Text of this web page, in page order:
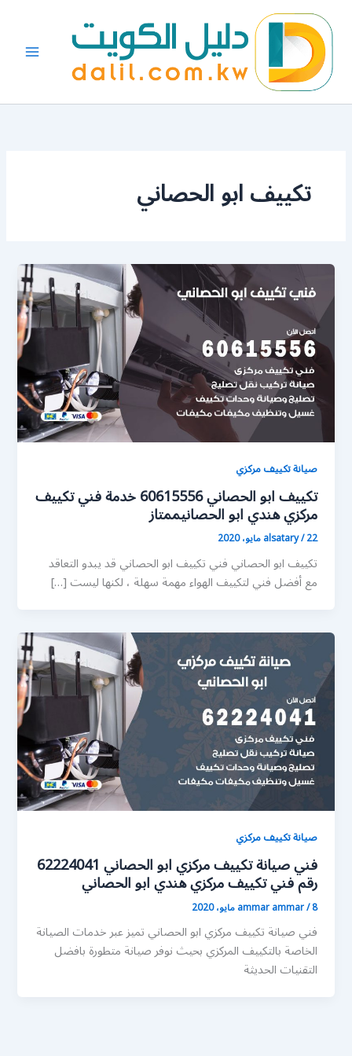
المحتوى
تكييف ابو الحصاني
صيانة تكييف مركزي
تكييف ابو الحصاني 60615556 خدمة فني تكييف
مركزي هندي ابو الحصانيممتاز
alsatary/22 مايو، 2020
تكييف ابو الحصاني فني تكييف ابو الحصاني قد يبدو التعاقد
مع أفضل فني لتكييف الهواء مهمة سهلة ، لكنها ليست […]
صيانة تكييف مركزي
فني صيانة تكييف مركزي ابو الحصاني 62224041
رقم فني تكييف مركزي هندي ابو الحصاني
ammar ammar/8 مايو، 2020
فني صيانة تكييف مركزي ابو الحصاني تميز عبر خدمات الصيانة
الخاصة بالتكييف المركزي بحيث نوفر صيانة متطورة بافضل
التقنيات الحديثة